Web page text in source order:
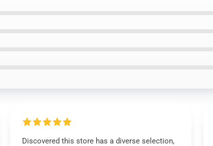
Discovered this store has a diverse selection,